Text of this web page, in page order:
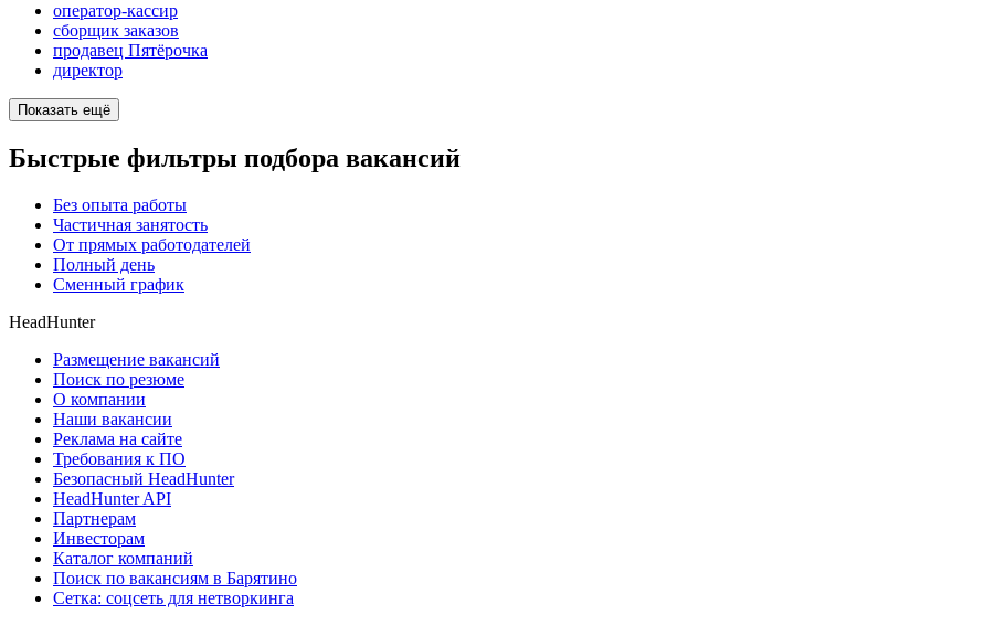
оператор-кассир
сборщик заказов
продавец Пятёрочка
директор
Показать ещё
Быстрые фильтры подбора вакансий
Без опыта работы
Частичная занятость
От прямых работодателей
Полный день
Сменный график
HeadHunter
Размещение вакансий
Поиск по резюме
О компании
Наши вакансии
Реклама на сайте
Требования к ПО
Безопасный HeadHunter
HeadHunter API
Партнерам
Инвесторам
Каталог компаний
Поиск по вакансиям в Барятино
Сетка: соцсеть для нетворкинга